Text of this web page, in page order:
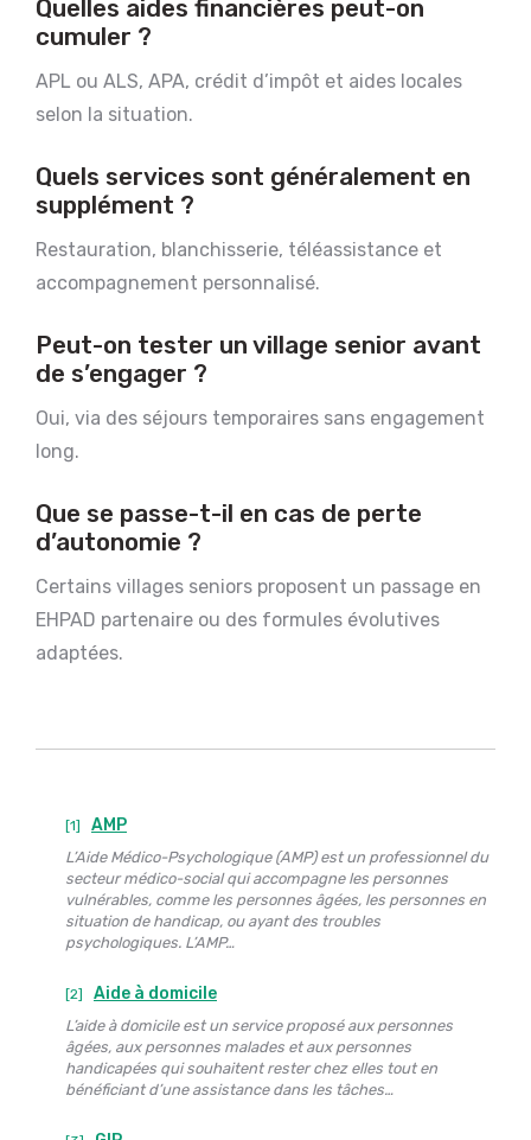
Quelles aides financières peut-on
cumuler ?
APL ou ALS, APA, crédit d’impôt et aides locales
selon la situation.
Quels services sont généralement en
supplément ?
Restauration, blanchisserie, téléassistance et
accompagnement personnalisé.
Peut-on tester un village senior avant
de s’engager ?
Oui, via des séjours temporaires sans engagement
long.
Que se passe-t-il en cas de perte
d’autonomie ?
Certains villages seniors proposent un passage en
EHPAD partenaire ou des formules évolutives
adaptées.
[1] AMP
L’Aide Médico-Psychologique (AMP) est un professionnel du
secteur médico-social qui accompagne les personnes
vulnérables, comme les personnes âgées, les personnes en
situation de handicap, ou ayant des troubles
psychologiques. L’AMP…
[2] Aide à domicile
L’aide à domicile est un service proposé aux personnes
âgées, aux personnes malades et aux personnes
handicapées qui souhaitent rester chez elles tout en
bénéficiant d’une assistance dans les tâches…